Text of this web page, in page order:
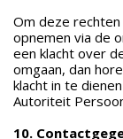
Om deze
opnemen via de
een klacht over
omgaan, dan
klacht in te
Autoriteit
10.